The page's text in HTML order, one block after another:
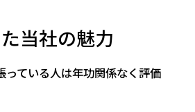
当社の魅力
っている人は年功関係なく評価